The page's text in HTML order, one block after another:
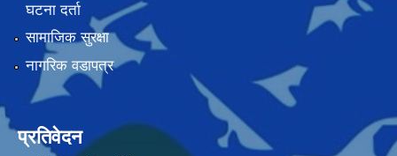
घटना दर्ता
सामाजिक सुरक्षा
नागरिक वडापत्र
प्रतिवेदन